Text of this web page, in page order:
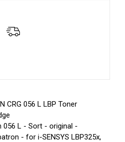
CRG 056 L LBP Toner
056 L - Sort - original -
- for i-SENSYS LBP325x,